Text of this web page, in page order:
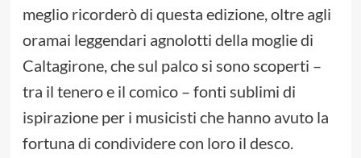
meglio ricorderò di questa edizione, oltre agli
oramai leggendari agnolotti della moglie di
Caltagirone, che sul palco si sono scoperti –
tra il tenero e il comico – fonti sublimi di
ispirazione per i musicisti che hanno avuto la
fortuna di condividere con loro il desco.